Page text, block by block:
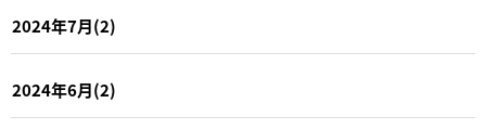
2024年7月(2)
2024年6月(2)